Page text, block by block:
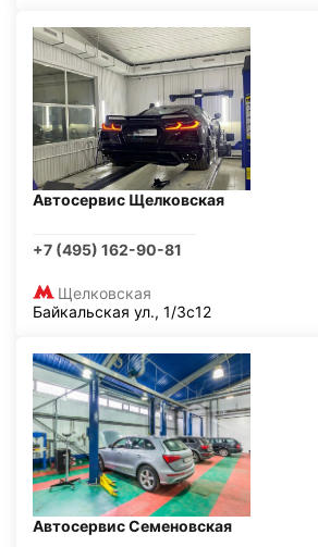
Автосервис Щелковская
+7 (495) 162-90-81
Щелковская
Байкальская ул., 1/3с12
Автосервис Семеновская